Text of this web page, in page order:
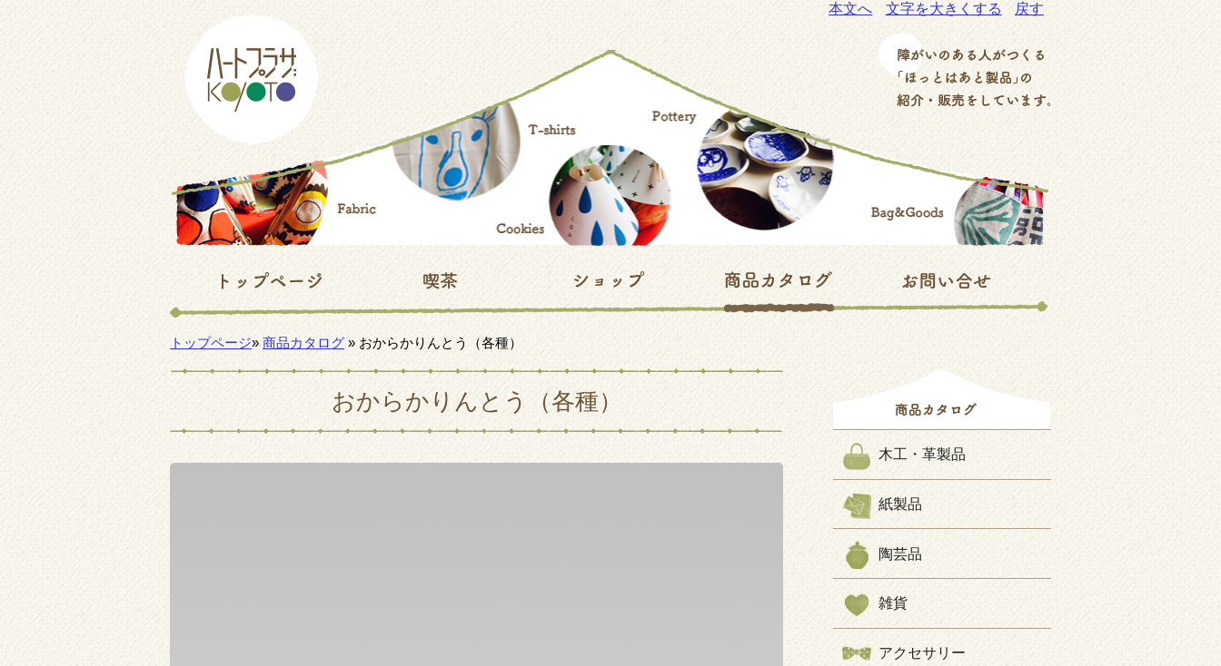
本文へ 文字を大きくする 戻す
トップページ» 商品カタログ » おからかりんとう（各種）
おからかりんとう（各種）
木工・革製品
紙製品
陶芸品
雑貨
アクセサリー